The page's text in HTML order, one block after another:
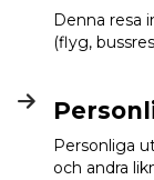
Denna resa
(flyg,
Personliga
och andra